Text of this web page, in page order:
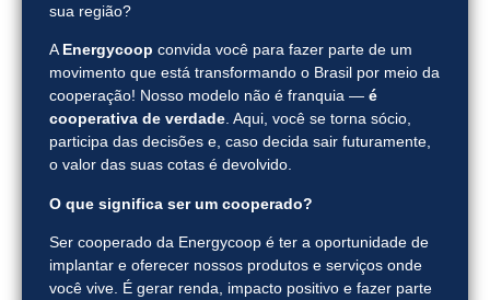
sua região?
A Energycoop convida você para fazer parte de um
movimento que está transformando o Brasil por meio da
cooperação! Nosso modelo não é franquia — é
cooperativa de verdade . Aqui, você se torna sócio,
participa das decisões e, caso decida sair futuramente,
o valor das suas cotas é devolvido.
O que significa ser um cooperado?
Ser cooperado da Energycoop é ter a oportunidade de
implantar e oferecer nossos produtos e serviços onde
você vive. É gerar renda, impacto positivo e fazer parte